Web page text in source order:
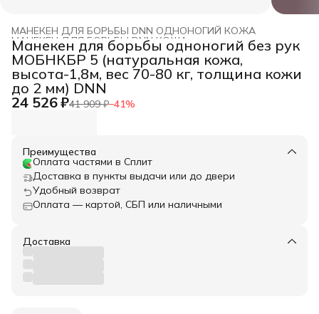
МАНЕКЕН ДЛЯ БОРЬБЫ DNN ОДНОНОГИЙ КОЖА
МАНЕКЕН ДЛЯ БОРЬБЫ DNN КОЖА ›
МАНЕКЕН ДЛЯ БОРЬБЫ DNN ›
Главная ›
Манекен для борьбы одноногий без рук
МОБНКБР 5 (натуральная кожа,
высота-1,8м, вес 70-80 кг, толщина кожи
до 2 мм) DNN
24 526 ₽41 909 ₽−41%
Преимущества
Оплата частями в Сплит
Доставка в пункты выдачи или до двери
Удобный возврат
Оплата — картой, СБП или наличными
Доставка